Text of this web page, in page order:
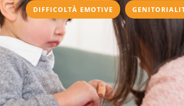
DIFFICOLTÀ EMOTIVE ,